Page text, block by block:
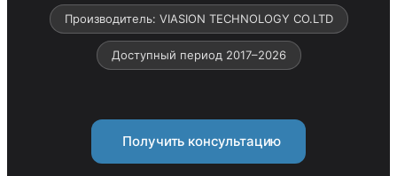
Производитель: VIASION TECHNOLOGY CO.LTD
Доступный период 2017–2026
Получить консультацию